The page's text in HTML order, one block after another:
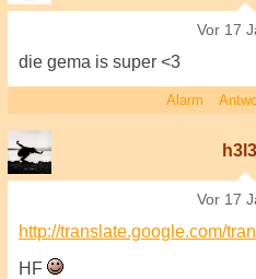
Vor 17
die gema is super <3
Alarm
Vor 17
http://translate.google.com/
HF